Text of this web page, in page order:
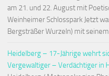
am 21. und 22. August mit
Weinheimer Schlosspark Jetzt
Bergsträßer Wurzeln) mit
Heidelberg – 17-Jährige wehrt
Vergewaltiger – Verdächtiger in